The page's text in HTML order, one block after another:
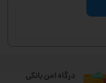
درگاه امن بانکی